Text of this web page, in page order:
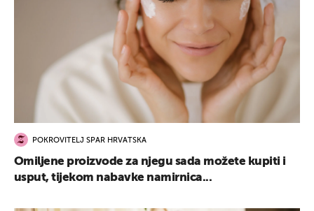
POKROVITELJ SPAR HRVATSKA
Omiljene proizvode za njegu sada možete kupiti i
usput, tijekom nabavke namirnica...